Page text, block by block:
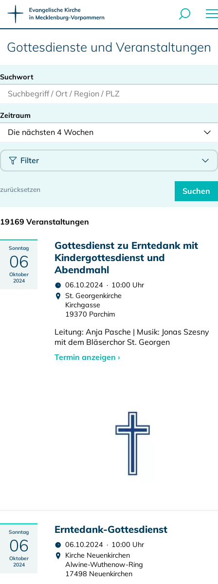
Gottesdienste und Veranstaltungen
Suchwort
Zeitraum
Die nächsten 4 Wochen
Filter
19169 Veranstaltungen
Sonntag
06
Oktober
2024
Gottesdienst zu Erntedank mit
Kindergottesdienst und
Abendmahl
06.10.2024 · 10:00 Uhr
St. Georgenkirche
Kirchgasse
19370 Parchim
Leitung: Anja Pasche | Musik: Jonas Szesny
mit dem Bläserchor St. Georgen
Termin anzeigen ›
Sonntag
06
Oktober
2024
Erntedank-Gottesdienst
06.10.2024 · 10:00 Uhr
Kirche Neuenkirchen
Alwine-Wuthenow-Ring
17498 Neuenkirchen